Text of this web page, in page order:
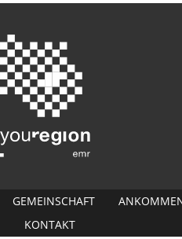
GEMEINSCHAFT
KONTAKT